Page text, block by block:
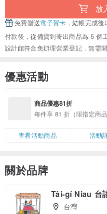
放
免費贈送電子賀卡 ，結帳完成後
付款後，從備貨到寄出商品為 5 個
設計館符合免辦理營業登記，無需
優惠活動
商品優惠81折
每件享 81 折（限指定商品
查看活動商品 活動
關於品牌
Tâi-gí Niau 台
台灣